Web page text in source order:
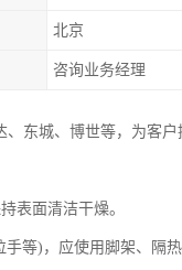
北京
咨询业务经理
东城、博世等，为客户
表面清洁干燥。
等)，应使用脚架、隔